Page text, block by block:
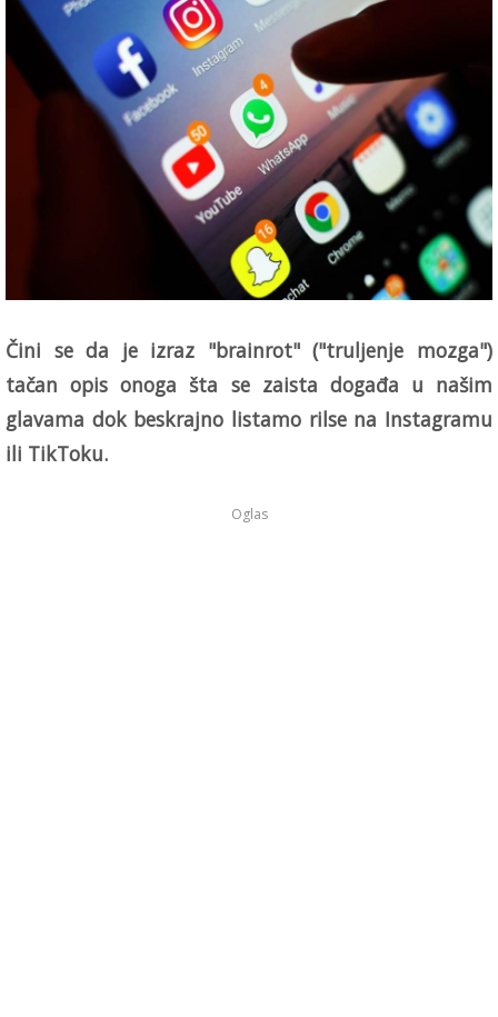
Čini se da je izraz "brainrot" ("truljenje mozga")
tačan opis onoga šta se zaista događa u našim
glavama dok beskrajno listamo rilse na Instagramu
ili TikToku.
Oglas